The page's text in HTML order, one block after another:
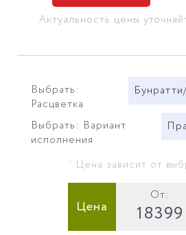
Актуальность цены
Выбрать:
Расцветка
Выбрать: Вариант
исполнения
* Цена зависит от
Цена
От:
18399